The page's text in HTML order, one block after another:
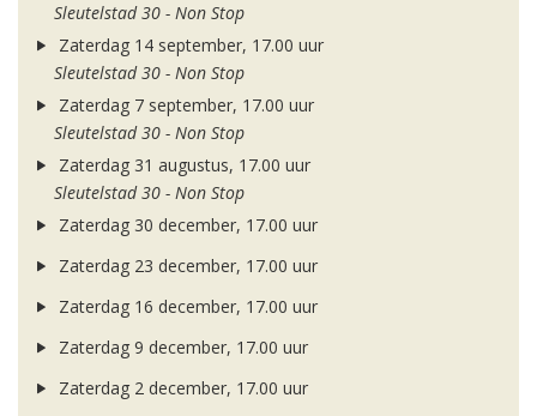
Sleutelstad 30 - Non Stop
Zaterdag 14 september, 17.00 uur
Sleutelstad 30 - Non Stop
Zaterdag 7 september, 17.00 uur
Sleutelstad 30 - Non Stop
Zaterdag 31 augustus, 17.00 uur
Sleutelstad 30 - Non Stop
Zaterdag 30 december, 17.00 uur
Zaterdag 23 december, 17.00 uur
Zaterdag 16 december, 17.00 uur
Zaterdag 9 december, 17.00 uur
Zaterdag 2 december, 17.00 uur